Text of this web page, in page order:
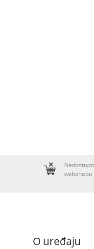
webshopu
O uređaju